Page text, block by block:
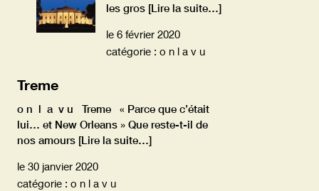
les gros [Lire la suite…]
le 6 février 2020
catégorie : o n l a v u
Treme
o n l a v u Treme « Parce que c’était
lui… et New Orleans » Que reste-t-il de
nos amours [Lire la suite…]
le 30 janvier 2020
catégorie : o n l a v u